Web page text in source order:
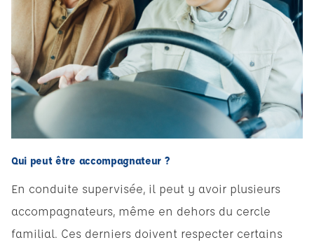
Qui peut être accompagnateur ?
En conduite supervisée, il peut y avoir plusieurs
accompagnateurs, même en dehors du cercle
familial. Ces derniers doivent respecter certains